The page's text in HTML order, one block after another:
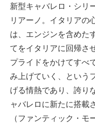
新型キャバレロ・シリ
リアーノ。イタリアの
は、エンジンを含めた
てをイタリアに回帰さ
プライドをかけてすべ
み上げていく、という
げる情熱であり、誇り
ャバレロに新たに搭載
（ファンティック・